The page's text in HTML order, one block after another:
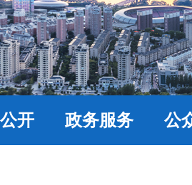
开 政务服务 公